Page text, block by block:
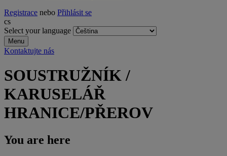
Registrace nebo Přihlásit se
cs
Select your language
Menu
Kontaktujte nás
SOUSTRUŽNÍK /
KARUSELÁŘ
HRANICE/PŘEROV
You are here